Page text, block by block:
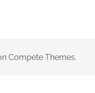
Compete Themes.